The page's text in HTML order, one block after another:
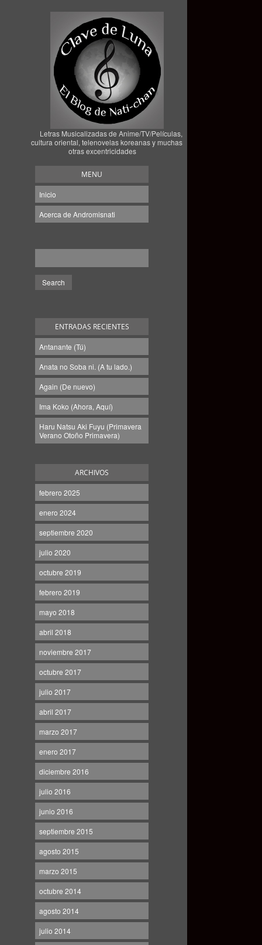
Letras Musicalizadas de Anime/TV/Películas,
cultura oriental, telenovelas koreanas y muchas
otras excentricidades
MENU
Inicio
Acerca de Andromisnati
ENTRADAS RECIENTES
Antanante (Tú)
Anata no Soba ni. (A tu lado.)
Again (De nuevo)
Ima Koko (Ahora, Aquí)
Haru Natsu Aki Fuyu (Primavera
Verano Otoño Primavera)
ARCHIVOS
febrero 2025
enero 2024
septiembre 2020
julio 2020
octubre 2019
febrero 2019
mayo 2018
abril 2018
noviembre 2017
octubre 2017
julio 2017
abril 2017
marzo 2017
enero 2017
diciembre 2016
julio 2016
junio 2016
septiembre 2015
agosto 2015
marzo 2015
octubre 2014
agosto 2014
julio 2014